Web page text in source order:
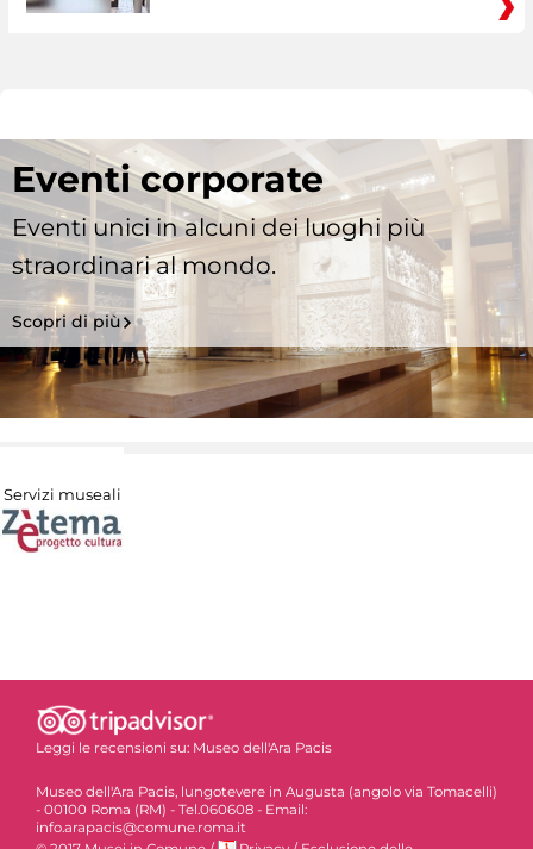
Eventi corporate
Eventi unici in alcuni dei luoghi più
straordinari al mondo.
Scopri di più
Servizi museali
Leggi le recensioni su: Museo dell'Ara Pacis
Museo dell'Ara Pacis, lungotevere in Augusta (angolo via Tomacelli)
- 00100 Roma (RM) - Tel.060608 - Email:
info.arapacis@comune.roma.it